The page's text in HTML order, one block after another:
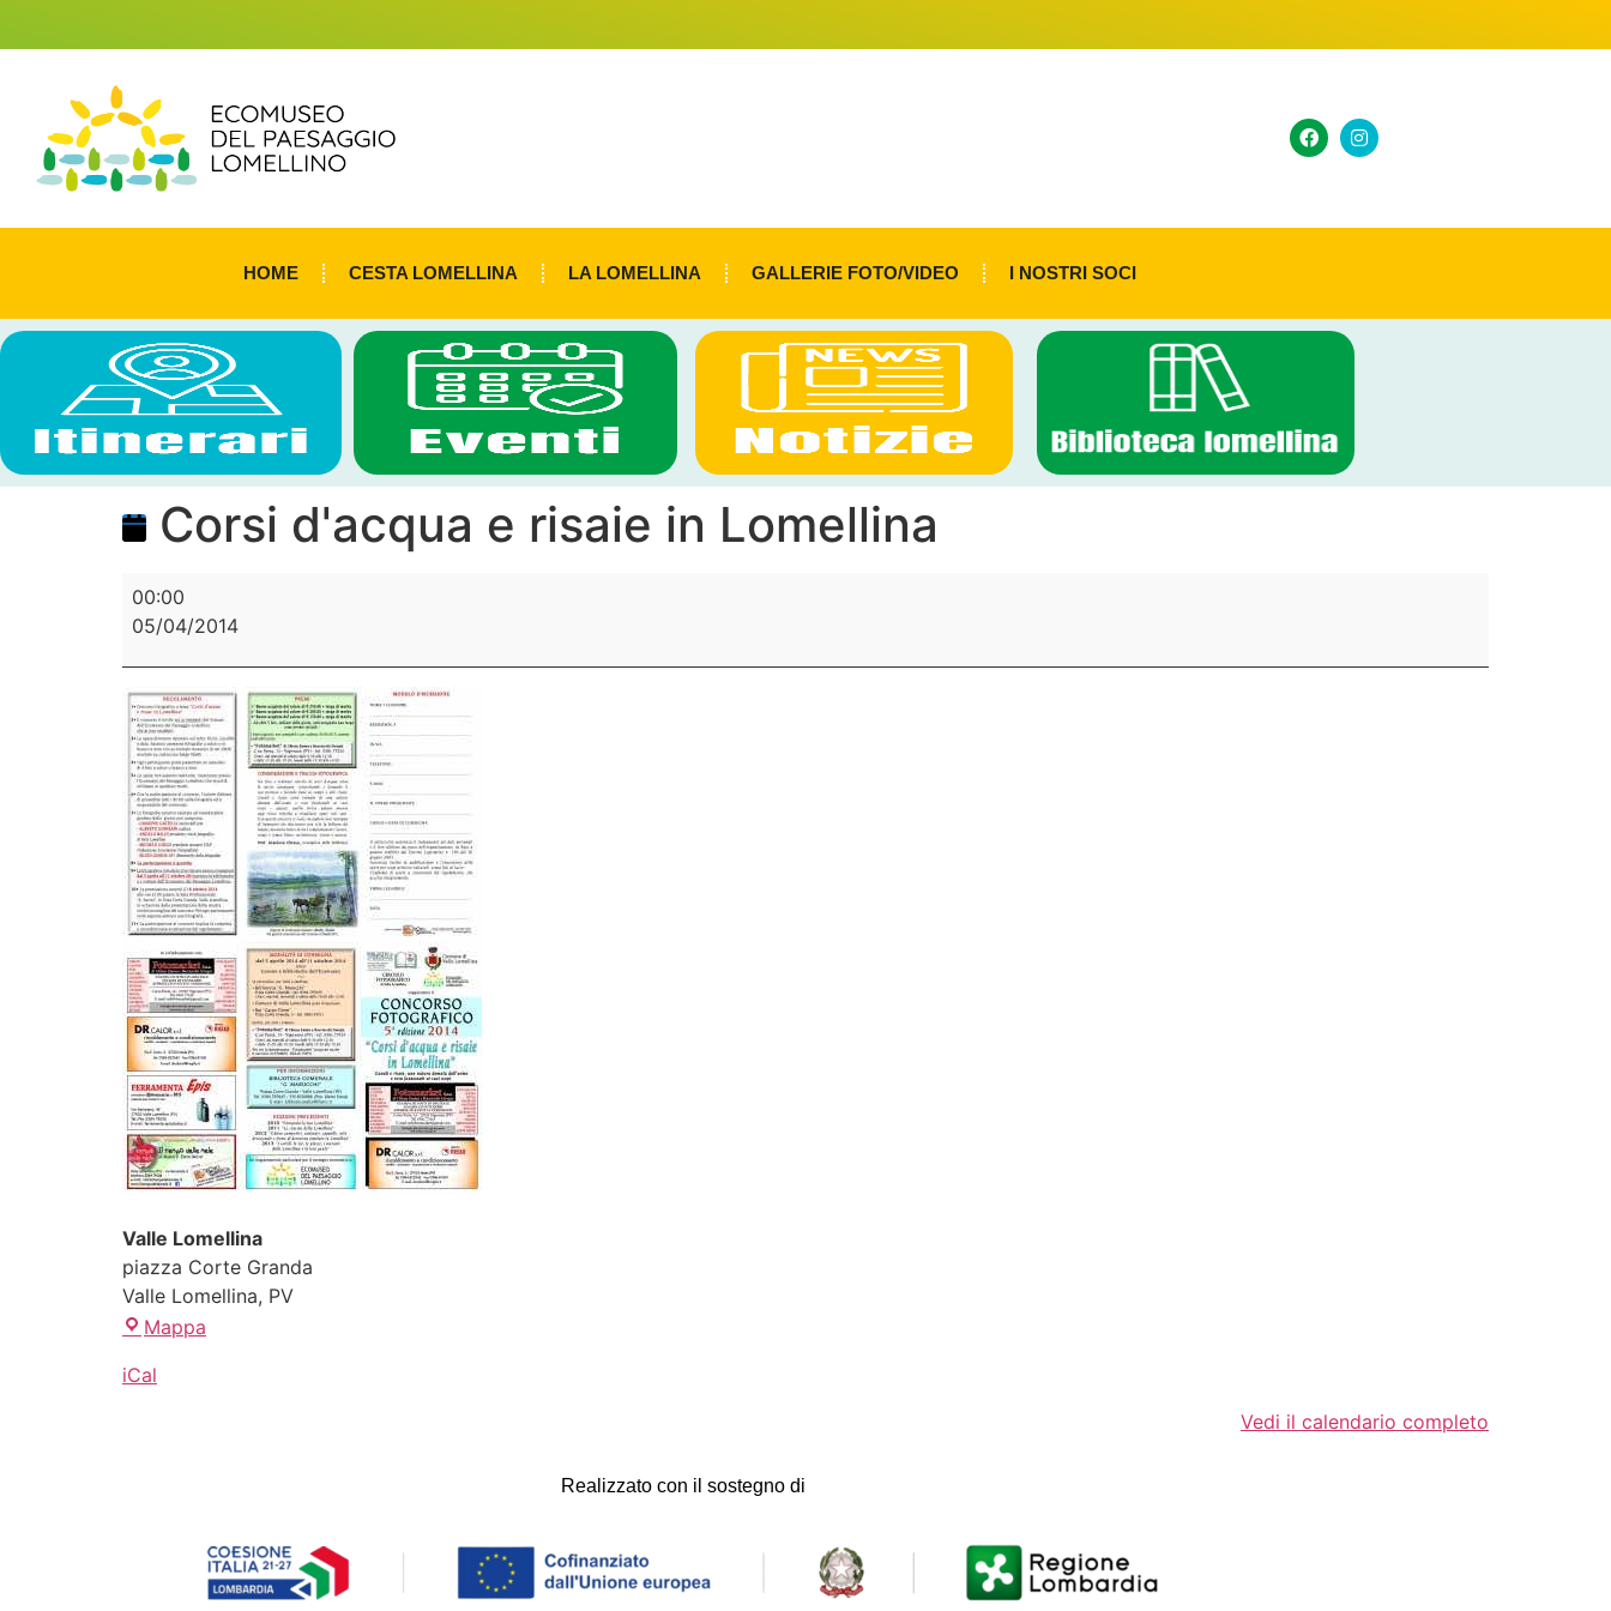
HOME CESTA LOMELLINA LA LOMELLINA GALLERIE FOTO/VIDEO I NOSTRI SOCI
Corsi d'acqua e risaie in Lomellina
00:00
05/04/2014
Valle Lomellina
piazza Corte Granda
Valle Lomellina, PV
Mappa
iCal
Vedi il calendario completo
Realizzato con il sostegno di